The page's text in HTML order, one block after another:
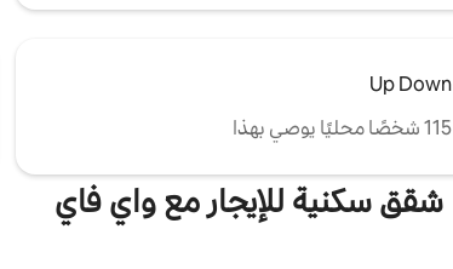
Up Down
115 شخصًا محليًا يوصي بهذا
شقق سكنية للإيجار مع واي فاي